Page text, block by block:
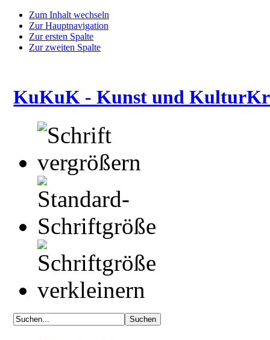
Zum Inhalt wechseln
Zur Hauptnavigation
Zur ersten Spalte
Zur zweiten Spalte
KuKuK - Kunst und